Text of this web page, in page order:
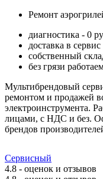
Ремонт
диагностика - 0
доставка в
собственный
без грязи
Мультибрендовый
ремонтом и продажей
электроинструмента.
лицами, с НДС и без.
брендов
Сервисный
4.8 - оценок и отзывов